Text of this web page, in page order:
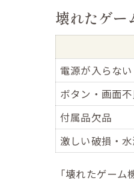
壊れたゲー
電源が入らない
ボタン・画面
付属品欠品
激しい破損・
「壊れたゲー